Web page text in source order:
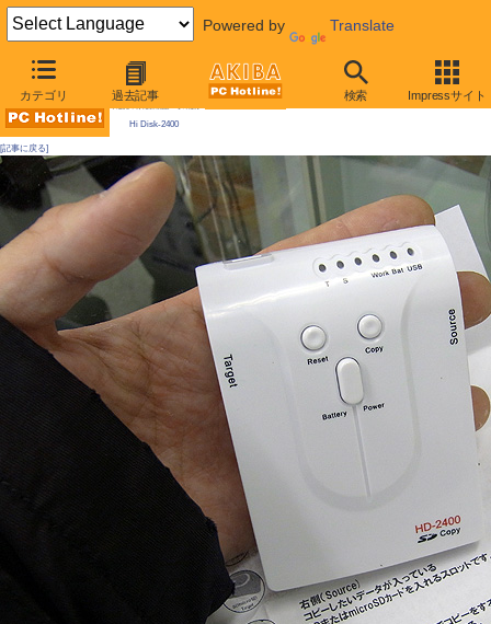
Powered by Translate
カテゴリ 過去記事 検索 Impressサイト
AKIBA PC Hotline! 2010年1月23日号
Hi Disk-2400
[記事に戻る]